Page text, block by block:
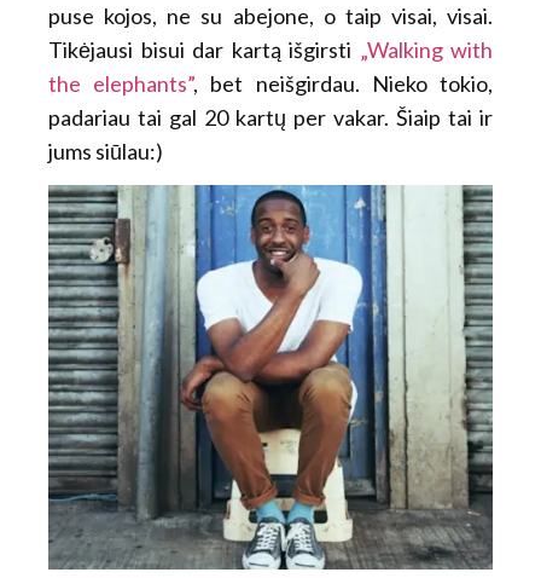
puse kojos, ne su abejone, o taip visai, visai.
Tikėjausi bisui dar kartą išgirsti „Walking with
the elephants”, bet neišgirdau. Nieko tokio,
padariau tai gal 20 kartų per vakar. Šiaip tai ir
jums siūlau:)